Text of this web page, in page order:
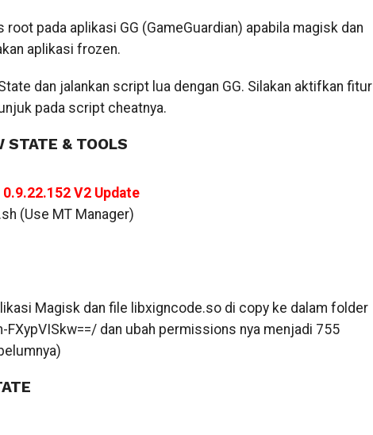
pada aplikasi GG (GameGuardian) apabila magisk dan
aplikasi frozen.
dan jalankan script lua dengan GG. Silakan aktifkan fitur
pada script cheatnya.
STATE & TOOLS
V2 Update
(Use MT Manager)
Magisk dan file libxigncode.so di copy ke dalam folder
dan ubah permissions nya menjadi 755